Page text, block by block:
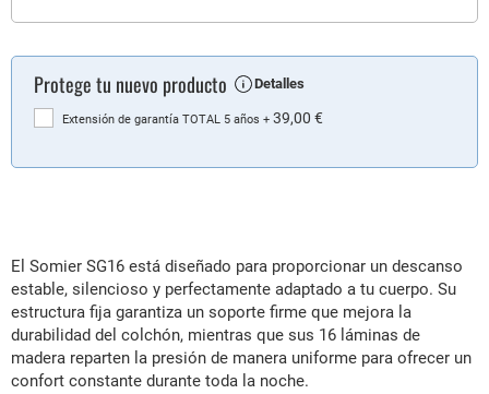
Protege tu nuevo producto Detalles
Extensión de garantía TOTAL 5 años + 39,00 €
El Somier SG16 está diseñado para proporcionar un descanso
estable, silencioso y perfectamente adaptado a tu cuerpo. Su
estructura fija garantiza un soporte firme que mejora la
durabilidad del colchón, mientras que sus 16 láminas de
madera reparten la presión de manera uniforme para ofrecer un
confort constante durante toda la noche.